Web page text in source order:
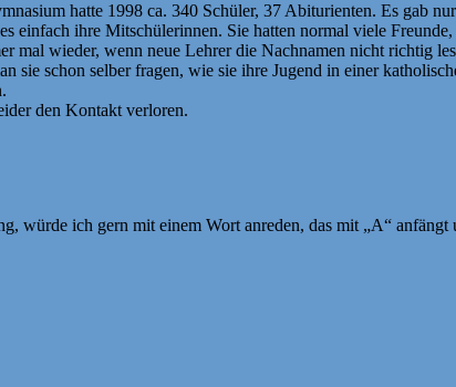
hatte 1998 ca. 340 Schüler, 37 Abiturienten. Es gab
einfach ihre Mitschülerinnen. Sie hatten normal viele
mal wieder, wenn neue Lehrer die Nachnamen nicht richtig
sie schon selber fragen, wie sie ihre Jugend in einer
den Kontakt verloren.
würde ich gern mit einem Wort anreden, das mit „A“